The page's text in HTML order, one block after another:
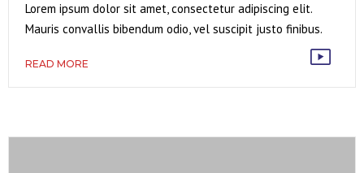
Lorem ipsum dolor sit amet, consectetur adipiscing elit.
Mauris convallis bibendum odio, vel suscipit justo finibus.
READ MORE